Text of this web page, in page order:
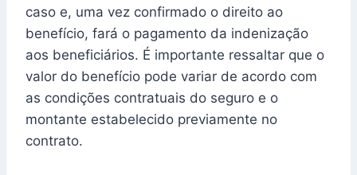
caso e, uma vez confirmado o direito ao
benefício, fará o pagamento da indenização
aos beneficiários. É importante ressaltar que o
valor do benefício pode variar de acordo com
as condições contratuais do seguro e o
montante estabelecido previamente no
contrato.